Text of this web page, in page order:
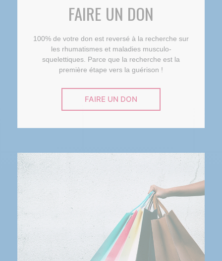
FAIRE UN DON
100% de votre don est reversé à la recherche sur
les rhumatismes et maladies musculo-
squelettiques. Parce que la recherche est la
première étape vers la guérison !
FAIRE UN DON